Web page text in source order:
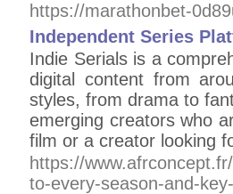
https://marathonbet-
Independent Series
Indie Serials is a
digital content from
styles, from drama to
emerging creators who
film or a creator looking
https://
to-every-season-and-